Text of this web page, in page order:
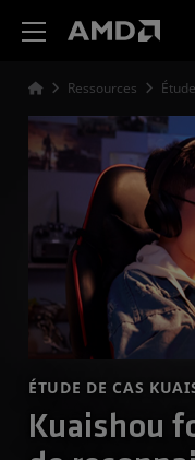
Ressources
ÉTUDE DE CAS
Kuaishou